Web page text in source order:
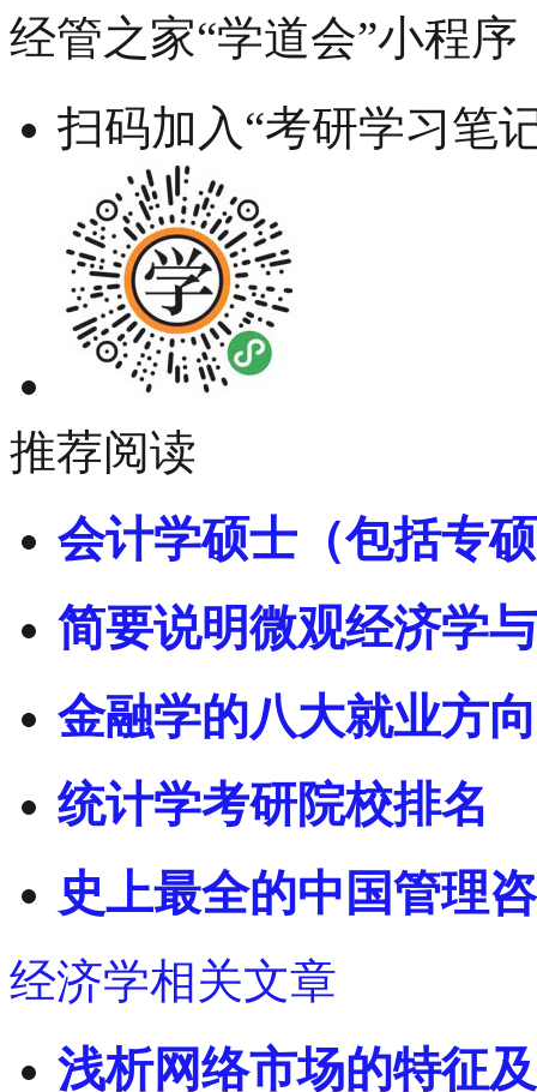
经管之家“学道会”小程序
扫码加入“考研学习笔
推荐阅读
会计学硕士（包括专
简要说明微观经济学
金融学的八大就业方
统计学考研院校排名
史上最全的中国管理
经济学相关文章
浅析网络市场的特征